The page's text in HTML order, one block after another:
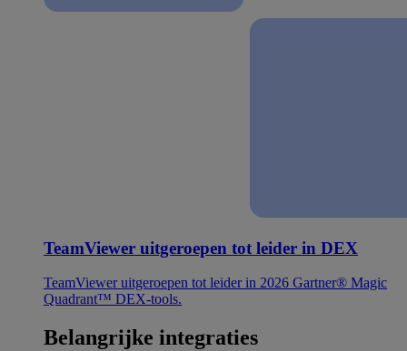
TeamViewer uitgeroepen tot leider in DEX
TeamViewer uitgeroepen tot leider in 2026 Gartner® Magic
Quadrant™ DEX-tools.
Belangrijke integraties